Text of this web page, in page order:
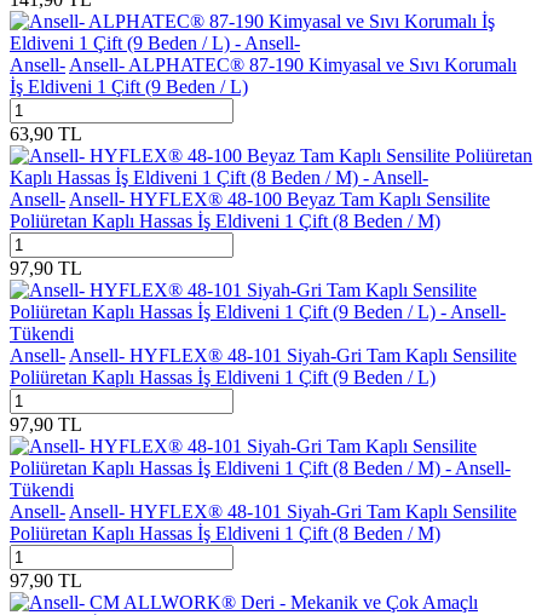
Ansell- Ansell- ALPHATEC® 87-190 Kimyasal ve Sıvı Korumalı
İş Eldiveni 1 Çift (9 Beden / L)
63,90 TL
Ansell- Ansell- HYFLEX® 48-100 Beyaz Tam Kaplı Sensilite
Poliüretan Kaplı Hassas İş Eldiveni 1 Çift (8 Beden / M)
97,90 TL
Tükendi
Ansell- Ansell- HYFLEX® 48-101 Siyah-Gri Tam Kaplı Sensilite
Poliüretan Kaplı Hassas İş Eldiveni 1 Çift (9 Beden / L)
97,90 TL
Tükendi
Ansell- Ansell- HYFLEX® 48-101 Siyah-Gri Tam Kaplı Sensilite
Poliüretan Kaplı Hassas İş Eldiveni 1 Çift (8 Beden / M)
97,90 TL